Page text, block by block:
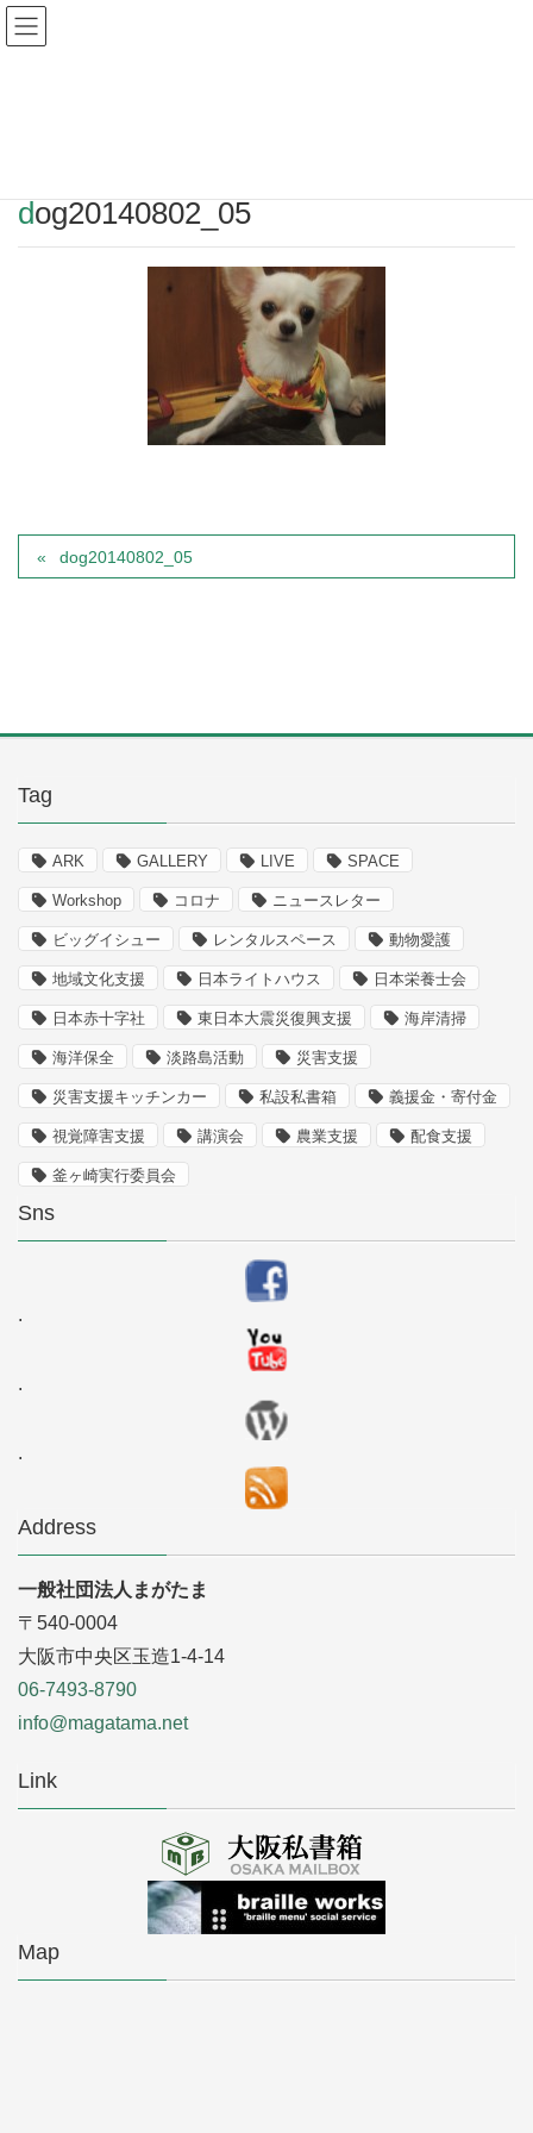
Warning
dog20140802_05
dog20140802_05
Tag
ARK GALLERY LIVE SPACE
Workshop コロナ ニュースレター
ビッグイシュー レンタルスペース 動物愛護
地域文化支援 日本ライトハウス 日本栄養士会
日本赤十字社 東日本大震災復興支援 海岸清掃
海洋保全 淡路島活動 災害支援
災害支援キッチンカー 私設私書箱 義援金・寄付金
視覚障害支援 講演会 農業支援 配食支援
釜ヶ崎実行委員会
Sns
.
.
.
Address
一般社団法人まがたま
〒540-0004
大阪市中央区玉造1-4-14
06-7493-8790
info@magatama.net
Link
Map